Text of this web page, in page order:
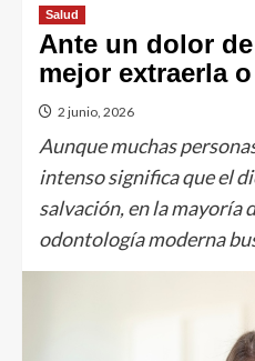
Salud
Ante un dolor
mejor extraerla
2 junio, 2026
Aunque muchas
intenso significa que el
salvación, en la mayoría
odontología moderna